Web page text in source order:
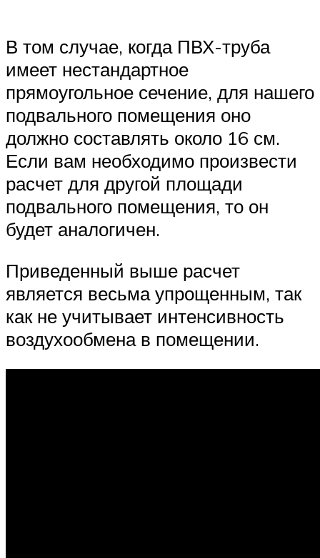
В том случае, когда ПВХ-труба
имеет нестандартное
прямоугольное сечение, для нашего
подвального помещения оно
должно составлять около 16 см.
Если вам необходимо произвести
расчет для другой площади
подвального помещения, то он
будет аналогичен.
Приведенный выше расчет
является весьма упрощенным, так
как не учитывает интенсивность
воздухообмена в помещении.